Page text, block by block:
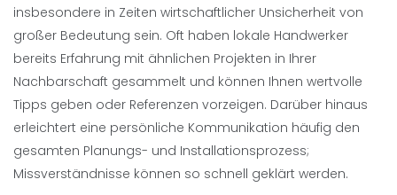
insbesondere in Zeiten wirtschaftlicher Unsicherheit von
großer Bedeutung sein. Oft haben lokale Handwerker
bereits Erfahrung mit ähnlichen Projekten in Ihrer
Nachbarschaft gesammelt und können Ihnen wertvolle
Tipps geben oder Referenzen vorzeigen. Darüber hinaus
erleichtert eine persönliche Kommunikation häufig den
gesamten Planungs- und Installationsprozess;
Missverständnisse können so schnell geklärt werden.